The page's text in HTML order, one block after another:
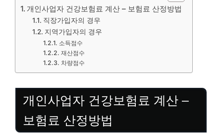
개인사업자 건강보험료 계산 – 보험료 산정방법
직장가입자의 경우
지역가입자의 경우
소득점수
재산점수
차량점수
개인사업자 건강보험료 계산 –
보험료 산정방법